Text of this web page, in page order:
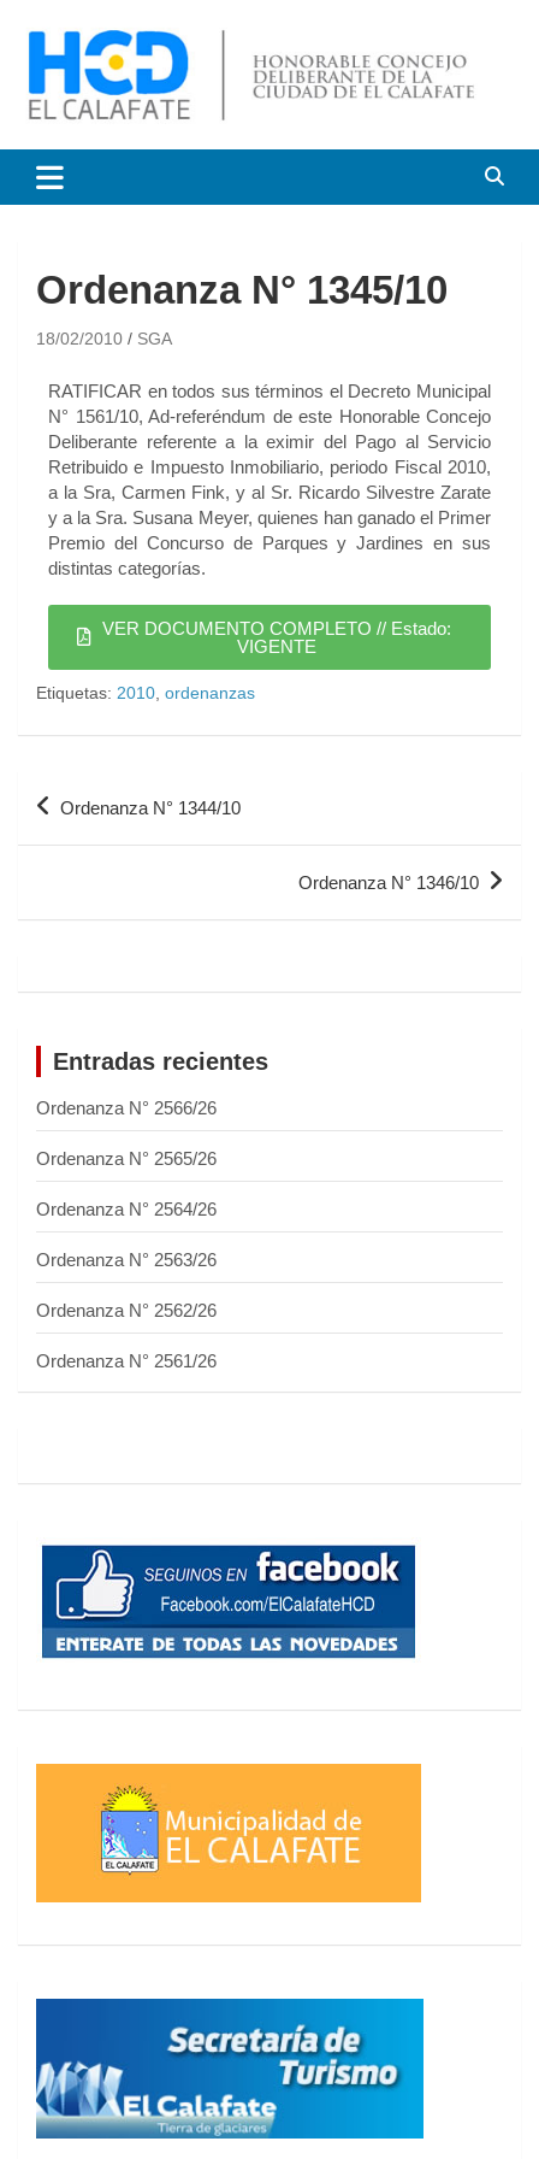
Honorable Concejo
Deliberante de El Calafate
Ordenanza N° 1345/10
18/02/2010 SGA
RATIFICAR en todos sus términos el Decreto Municipal
N° 1561/10, Ad-referéndum de este Honorable Concejo
Deliberante referente a la eximir del Pago al Servicio
Retribuido e Impuesto Inmobiliario, periodo Fiscal 2010,
a la Sra, Carmen Fink, y al Sr. Ricardo Silvestre Zarate
y a la Sra. Susana Meyer, quienes han ganado el Primer
Premio del Concurso de Parques y Jardines en sus
distintas categorías.
VER DOCUMENTO COMPLETO // Estado:
VIGENTE
Etiquetas: 2010 ordenanzas
Ordenanza N° 1344/10
Ordenanza N° 1346/10
Entradas recientes
Ordenanza N° 2566/26
Ordenanza N° 2565/26
Ordenanza N° 2564/26
Ordenanza N° 2563/26
Ordenanza N° 2562/26
Ordenanza N° 2561/26